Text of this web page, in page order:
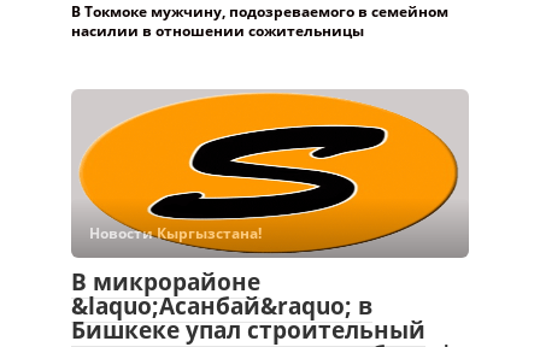
В Токмоке мужчину, подозреваемого в семейном
насилии в отношении сожительницы
Новости Кыргызстана!
В микрорайоне
&laquo;Асанбай&raquo; в
Бишкеке упал строительный